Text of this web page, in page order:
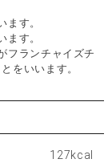
ます。
ます。
フランチャイズチ
をいいます。
127kcal